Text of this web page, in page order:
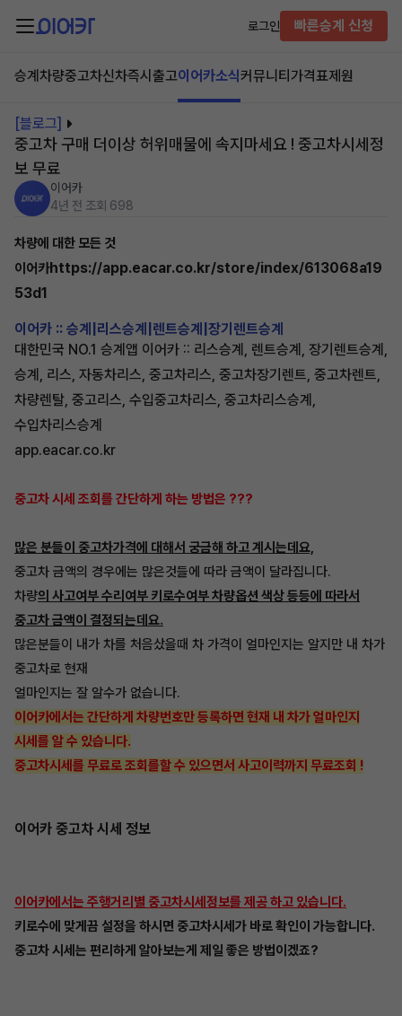
로그인 빠른승계 신청
승계차량중고차신차즉시출고이어카소식커뮤니티 가격표제원
[블로그]
중고차 구매 더이상 허위매물에 속지마세요 ! 중고차시세정
보 무료
이어카
4년 전 조회 698
차량에 대한 모든 것
이어카https://app.eacar.co.kr/store/index/613068a19
53d1
이어카 :: 승계|리스승계|렌트승계|장기렌트승계
대한민국 NO.1 승계앱 이어카 :: 리스승계, 렌트승계, 장기렌트승계,
승계, 리스, 자동차리스, 중고차리스, 중고차장기렌트, 중고차렌트,
차량렌탈, 중고리스, 수입중고차리스, 중고차리스승계,
수입차리스승계
app.eacar.co.kr
중고차 시세 조회를 간단하게 하는 방법은 ???
많은 분들이 중고차가격에 대해서 궁금해 하고 계시는데요,
중고차 금액의 경우에는 많은것들에 따라 금액이 달라집니다.
차량의 사고여부 수리여부 키로수여부 차량옵션 색상 등등에 따라서
중고차 금액이 결정되는데요.
많은분들이 내가 차를 처음샀을때 차 가격이 얼마인지는 알지만 내 차가
중고차로 현재
얼마인지는 잘 알수가 없습니다.
이어카에서는 간단하게 차량번호만 등록하면 현재 내 차가 얼마인지
시세를 알 수 있습니다.
중고차시세를 무료로 조회를할 수 있으면서 사고이력까지 무료조회 !
이어카 중고차 시세 정보
이어카에서는 주행거리별 중고차시세정보를 제공 하고 있습니다.
키로수에 맞게끔 설정을 하시면 중고차시세가 바로 확인이 가능합니다.
중고차 시세는 편리하게 알아보는게 제일 좋은 방법이겠죠?